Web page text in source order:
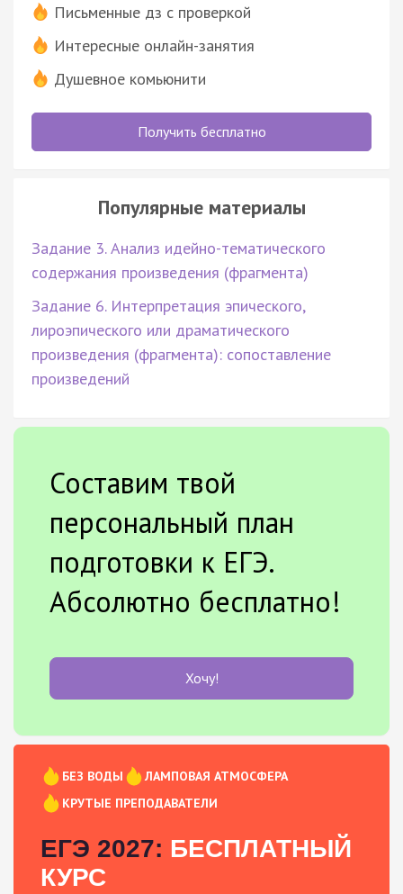
Письменные дз с проверкой
Интересные онлайн-занятия
Душевное комьюнити
Получить бесплатно
Популярные материалы
Задание 3. Анализ идейно-тематического
содержания произведения (фрагмента)
Задание 6. Интерпретация эпического,
лироэпического или драматического
произведения (фрагмента): сопоставление
произведений
Составим твой
персональный план
подготовки к ЕГЭ.
Абсолютно бесплатно!
Хочу!
БЕЗ ВОДЫ
ЛАМПОВАЯ АТМОСФЕРА
КРУТЫЕ ПРЕПОДАВАТЕЛИ
ЕГЭ 2027: БЕСПЛАТНЫЙ
КУРС